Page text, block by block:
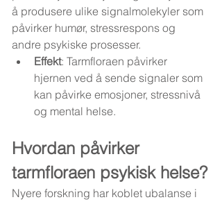
å produsere ulike signalmolekyler som
påvirker humør, stressrespons og
andre psykiske prosesser.
Effekt: Tarmfloraen påvirker
hjernen ved å sende signaler som
kan påvirke emosjoner, stressnivå
og mental helse.
Hvordan påvirker
tarmfloraen psykisk helse?
Nyere forskning har koblet ubalanse i